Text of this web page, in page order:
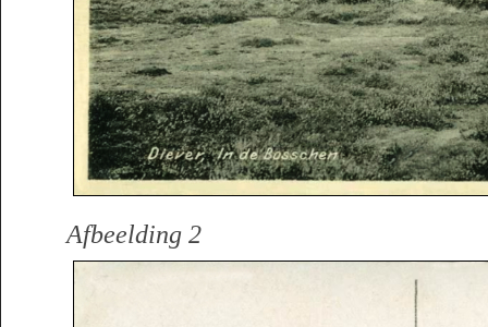
Afbeelding 2